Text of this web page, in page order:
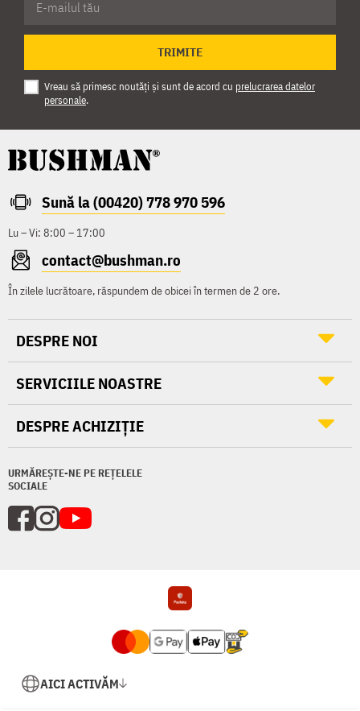
TRIMITE
Vreau să primesc noutăți și sunt de acord cu prelucrarea datelor
personale.
Sună la (00420) 778 970 596
Lu – Vi: 8:00 – 17:00
contact@bushman.ro
În zilele lucrătoare, răspundem de obicei în termen de 2 ore.
URMĂREȘTE-NE PE REȚELELE
SOCIALE
DESPRE NOI
SERVICIILE NOASTRE
DESPRE ACHIZIȚIE
AICI ACTIVĂM